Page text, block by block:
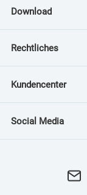
Download
Rechtliches
Kundencenter
Social Media